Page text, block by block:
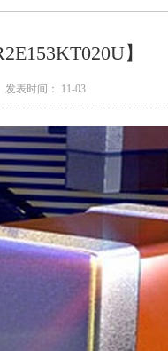
】
发表时间： 11-03